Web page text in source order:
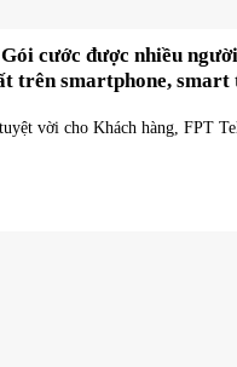
cước được nhiều
trên smartphone, smart
vời cho Khách hàng, FPT